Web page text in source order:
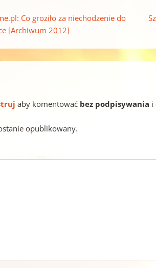
Co groziło za niechodzenie do
[Archiwum 2012]
aby komentować bez podpisywania i
opublikowany.